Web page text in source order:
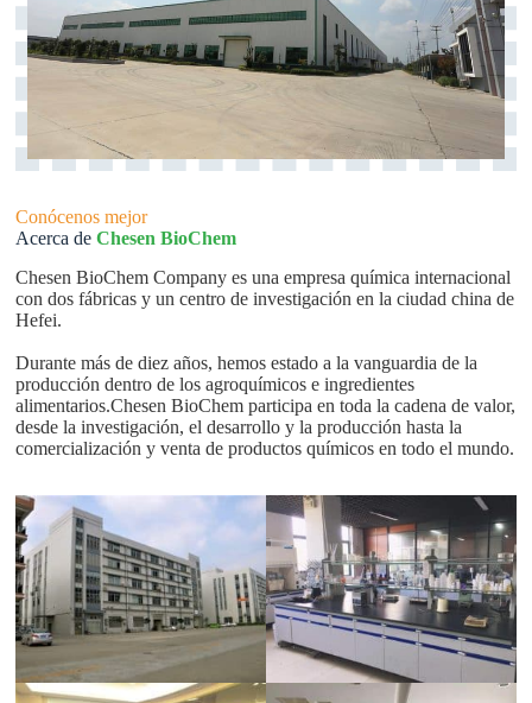
Conócenos mejor
Acerca deChesen BioChem
Chesen BioChem Company es una empresa química internacional
con dos fábricas y un centro de investigación en la ciudad china de
Hefei.
Durante más de diez años, hemos estado a la vanguardia de la
producción dentro de los agroquímicos e ingredientes
alimentarios.Chesen BioChem participa en toda la cadena de valor,
desde la investigación, el desarrollo y la producción hasta la
comercialización y venta de productos químicos en todo el mundo.